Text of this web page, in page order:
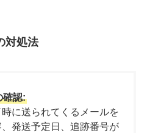
対処法
確認:
に送られてくるメールを
発送予定日、追跡番号が